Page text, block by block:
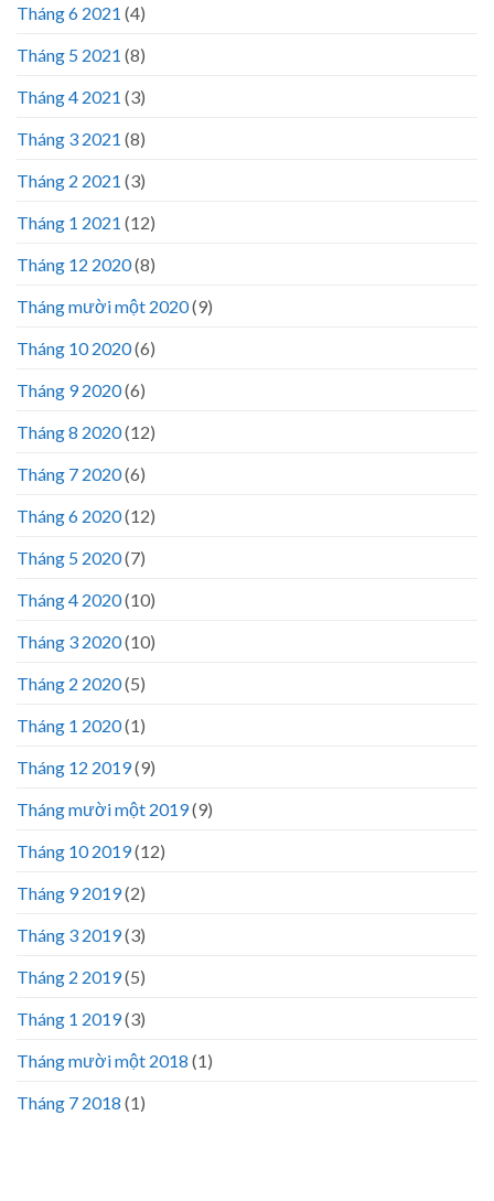
Tháng 6 2021 (4)
Tháng 5 2021 (8)
Tháng 4 2021 (3)
Tháng 3 2021 (8)
Tháng 2 2021 (3)
Tháng 1 2021 (12)
Tháng 12 2020(8)
Tháng mười một 2020(9)
Tháng 10 2020(6)
Tháng 9 2020(6)
Tháng 8 2020(12)
Tháng 7 2020(6)
Tháng 6 2020(12)
Tháng 5 2020(7)
Tháng 4 2020(10)
Tháng 3 2020(10)
Tháng 2 2020(5)
Tháng 1 2020(1)
Tháng 12 2019(9)
Tháng mười một 2019(9)
Tháng 10 2019(12)
Tháng 9 2019(2)
Tháng 3 2019(3)
Tháng 2 2019(5)
Tháng 1 2019(3)
Tháng mười một 2018 (1)
Tháng 7 2018 (1)